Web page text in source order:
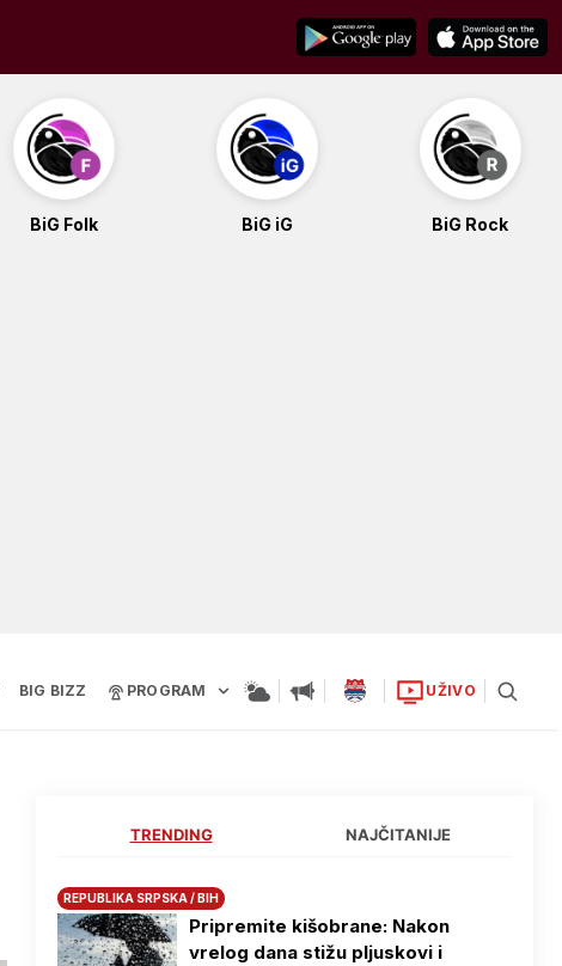
BiG Folk BiG iG BiG Rock
BIG BIZZ PROGRAM UŽIVO
TRENDING NAJČITANIJE
REPUBLIKA SRPSKA / BIH
Pripremite kišobrane: Nakon
vrelog dana stižu pljuskovi i